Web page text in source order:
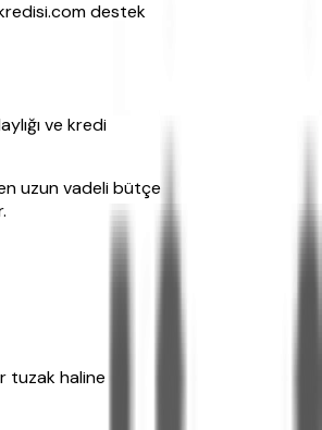
destek
ve kredi
uzun vadeli bütçe
tuzak haline